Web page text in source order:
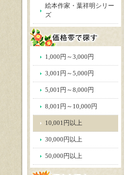
絵本作家・葉祥明シリー
ズ
1,000円～3,000円
3,001円～5,000円
5,001円～8,000円
8,001円～10,000円
10,001円以上
30,000円以上
50,000円以上